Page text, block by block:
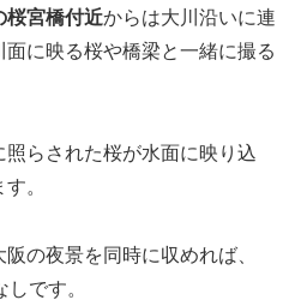
桜宮橋付近からは大川沿いに連
に映る桜や橋梁と一緒に撮る
らされた桜が水面に映り込
。
の夜景を同時に収めれば、
です。